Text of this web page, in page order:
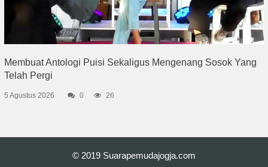
Membuat Antologi Puisi Sekaligus Mengenang Sosok Yang
Telah Pergi
5 Agustus 2026 0 26
© 2019 Suarapemudajogja.com